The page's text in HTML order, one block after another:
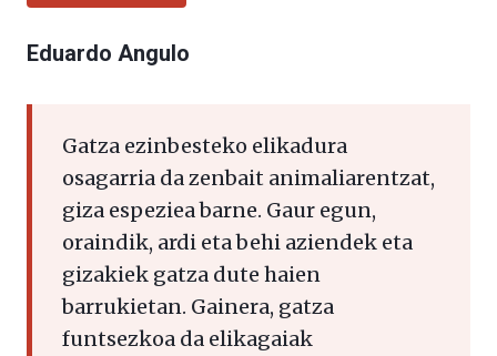
Eduardo Angulo
Gatza ezinbesteko elikadura
osagarria da zenbait animaliarentzat,
giza espeziea barne. Gaur egun,
oraindik, ardi eta behi aziendek eta
gizakiek gatza dute haien
barrukietan. Gainera, gatza
funtsezkoa da elikagaiak